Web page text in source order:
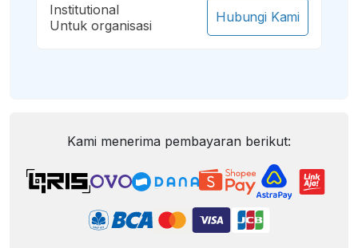
Institutional
Untuk organisasi
Hubungi Kami
Kami menerima pembayaran berikut: